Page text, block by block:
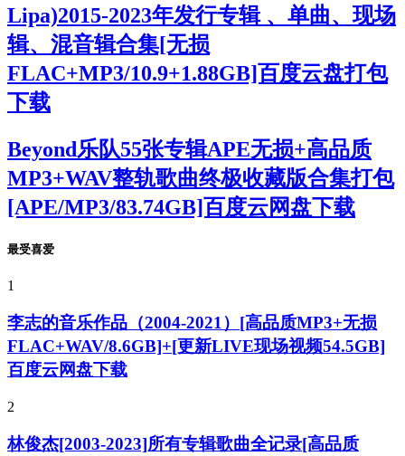
Lipa)2015-2023年发行专辑 、单曲、现场
辑、混音辑合集[无损
FLAC+MP3/10.9+1.88GB]百度云盘打包
下载
Beyond乐队55张专辑APE无损+高品质
MP3+WAV整轨歌曲终极收藏版合集打包
[APE/MP3/83.74GB]百度云网盘下载
最受喜爱
1
李志的音乐作品（2004-2021）[高品质MP3+无损
FLAC+WAV/8.6GB]+[更新LIVE现场视频54.5GB]
百度云网盘下载
2
林俊杰[2003-2023]所有专辑歌曲全记录[高品质